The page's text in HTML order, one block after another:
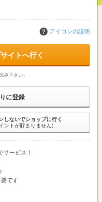
アイコンの説明
イトへ行く
み下さい。
に登録
しないでショップに行く
ントが貯まりません)
サービス！
です